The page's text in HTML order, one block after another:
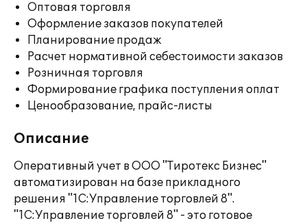
Оптовая торговля
Оформление заказов покупателей
Планирование продаж
Расчет нормативной себестоимости заказов
Розничная торговля
Формирование графика поступления оплат
Ценообразование, прайс-листы
Описание
Оперативный учет в ООО "Тиротекс Бизнес"
автоматизирован на базе прикладного
решения "1С:Управление торговлей 8".
"1С:Управление торговлей 8" - это готовое